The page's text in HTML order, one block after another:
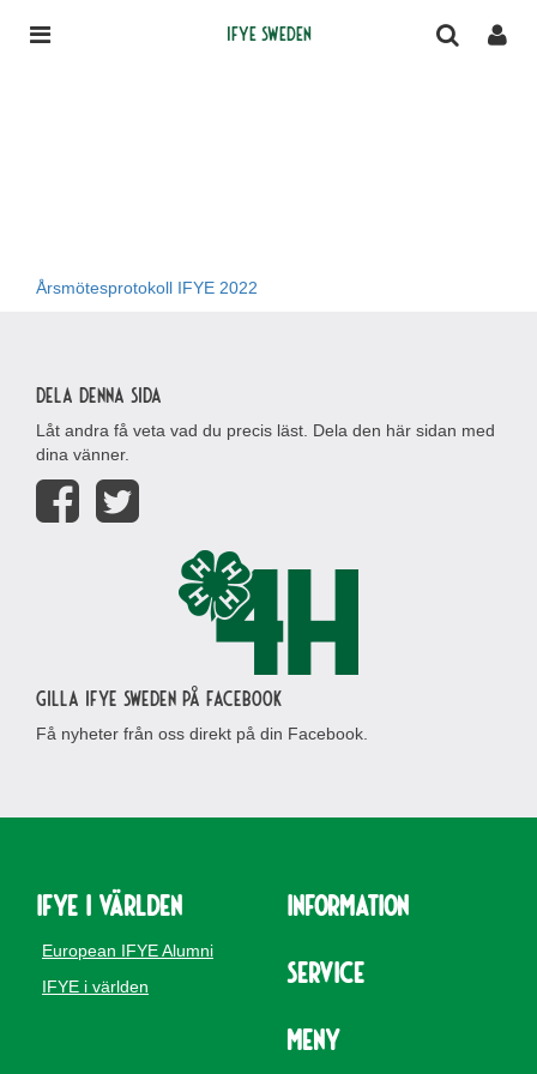
IFYE Sweden
Årsmötesprotokoll IFYE 2022
Dela denna sida
Låt andra få veta vad du precis läst. Dela den här sidan med
dina vänner.
Gilla IFYE Sweden på Facebook
Få nyheter från oss direkt på din Facebook.
IFYE i världen
European IFYE Alumni
IFYE i världen
Information
Service
Meny